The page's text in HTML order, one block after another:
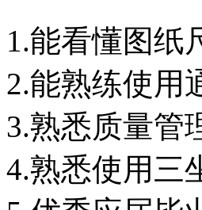
1.能看懂图纸
2.能熟练使用
3.熟悉质量管
4.熟悉使用三